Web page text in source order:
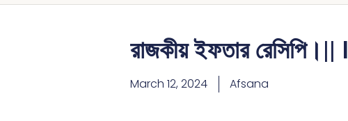
রাজকীয় ইফতার
March 12, 2024 Afsana